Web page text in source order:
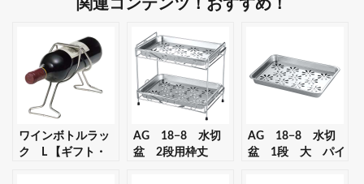
関連コンテンツ！おすすめ！
ワインボトルラッ
ク L 【ギフト・
AG 18−8 水切
盆 2段用枠丈
AG 18−8 水切
盆 1段 大 パイ